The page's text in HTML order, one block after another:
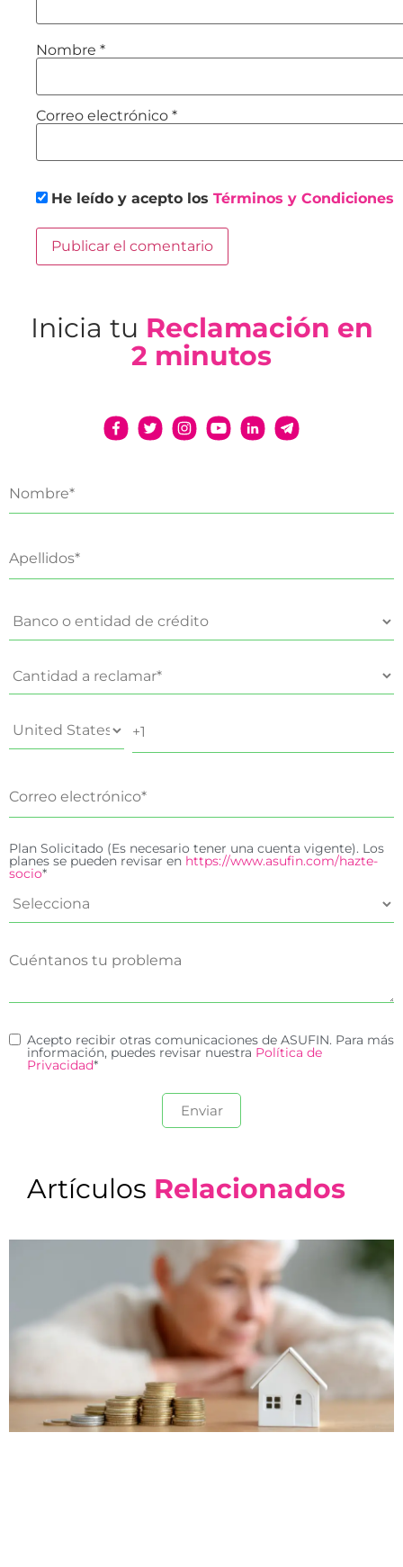
Nombre *
Correo electrónico *
He leído y acepto los Términos y Condiciones
Inicia tu Reclamación en
2 minutos
Plan Solicitado (Es necesario tener una cuenta vigente). Los
planes se pueden revisar en https://www.asufin.com/hazte-
socio*
Acepto recibir otras comunicaciones de ASUFIN. Para más
información, puedes revisar nuestra Política de
Privacidad*
Artículos Relacionados